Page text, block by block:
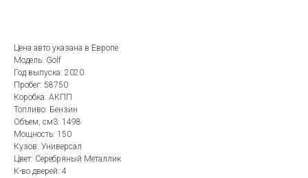
Цена авто указана в Европе
Модель: Golf
Год выпуска: 2020
Пробег: 58750
Коробка: АКПП
Топливо: Бензин
Объем, см3: 1498
Мощность: 150
Кузов: Универсал
Цвет: Серебряный Металлик
К-во дверей: 4